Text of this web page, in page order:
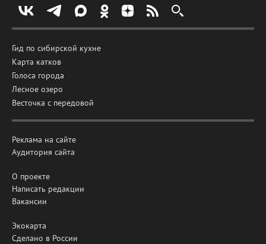
Гид по сибирской кухне
Карта катков
Голоса города
Лесное озеро
Весточка с передовой
Реклама на сайте
Аудитория сайта
О проекте
Написать редакции
Вакансии
Экокарта
Сделано в России